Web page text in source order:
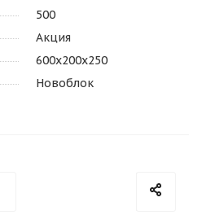
500
Акция
600х200х250
Новоблок